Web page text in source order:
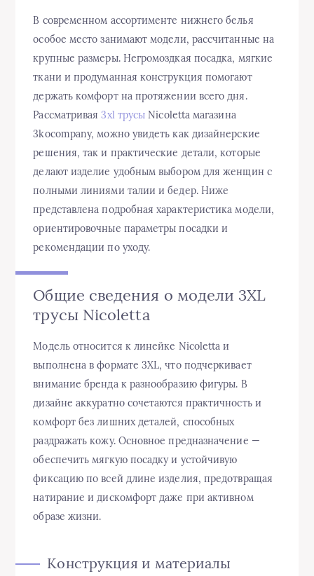
В современном ассортименте нижнего белья
особое место занимают модели, рассчитанные на
крупные размеры. Негромоздкая посадка, мягкие
ткани и продуманная конструкция помогают
держать комфорт на протяжении всего дня.
Рассматривая3xl трусы Nicoletta магазина
3kocompany, можно увидеть как дизайнерские
решения, так и практические детали, которые
делают изделие удобным выбором для женщин с
полными линиями талии и бедер. Ниже
представлена подробная характеристика модели,
ориентировочные параметры посадки и
рекомендации по уходу.
Общие сведения о модели 3XL
трусы Nicoletta
Модель относится к линейке Nicoletta и
выполнена в формате 3XL, что подчеркивает
внимание бренда к разнообразию фигуры. В
дизайне аккуратно сочетаются практичность и
комфорт без лишних деталей, способных
раздражать кожу. Основное предназначение —
обеспечить мягкую посадку и устойчивую
фиксацию по всей длине изделия, предотвращая
натирание и дискомфорт даже при активном
образе жизни.
Конструкция и материалы